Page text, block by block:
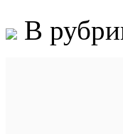
В